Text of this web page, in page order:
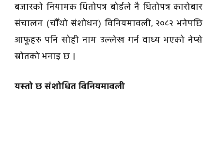
बजारको नियामक धितोपत्र बोर्डले नै धितोपत्र कारोबार
संचालन (चौँथो संशोधन) विनियमावली, २०८२ भनेपछि
आफूहरु पनि सोही नाम उल्लेख गर्न वाध्य भएको नेप्से
स्रोतको भनाइ छ ।
यस्ताे छ संशाेधित विनियमावली